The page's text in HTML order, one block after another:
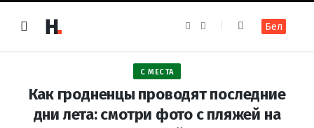
e
k
t
a
m
Бел
С МЕСТА
Как гродненцы проводят последние
дни лета: смотри фото с пляжей на